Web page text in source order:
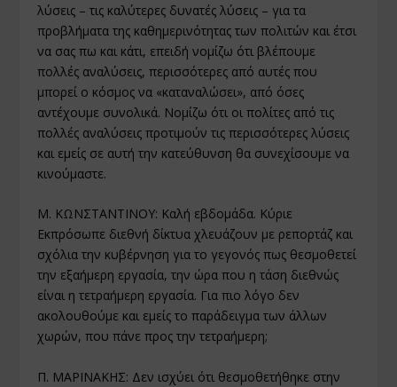
λύσεις – τις καλύτερες δυνατές λύσεις – για τα
προβλήματα της καθημερινότητας των πολιτών και έτσι
να σας πω και κάτι, επειδή νομίζω ότι βλέπουμε
πολλές αναλύσεις, περισσότερες από αυτές που
μπορεί ο κόσμος να «καταναλώσει», από όσες
αντέχουμε συνολικά. Νομίζω ότι οι πολίτες από τις
πολλές αναλύσεις προτιμούν τις περισσότερες λύσεις
και εμείς σε αυτή την κατεύθυνση θα συνεχίσουμε να
κινούμαστε.
Μ. ΚΩΝΣΤΑΝΤΙΝΟΥ: Καλή εβδομάδα. Κύριε
Εκπρόσωπε διεθνή δίκτυα χλευάζουν με ρεπορτάζ και
σχόλια την κυβέρνηση για το γεγονός πως θεσμοθετεί
την εξαήμερη εργασία, την ώρα που η τάση διεθνώς
είναι η τετραήμερη εργασία. Για πιο λόγο δεν
ακολουθούμε και εμείς το παράδειγμα των άλλων
χωρών, που πάνε προς την τετραήμερη;
Π. ΜΑΡΙΝΑΚΗΣ: Δεν ισχύει ότι θεσμοθετήθηκε στην